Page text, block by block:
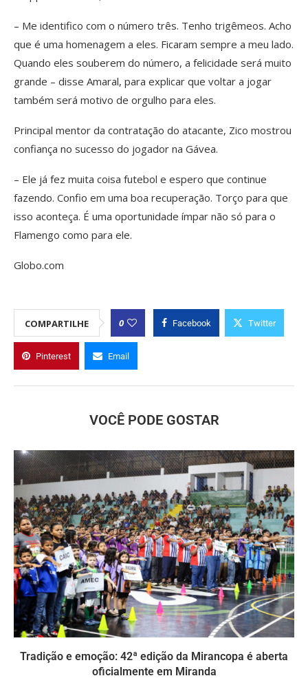
– Me identifico com o número três. Tenho trigêmeos. Acho
que é uma homenagem a eles. Ficaram sempre a meu lado.
Quando eles souberem do número, a felicidade será muito
grande – disse Amaral, para explicar que voltar a jogar
também será motivo de orgulho para eles.
Principal mentor da contratação do atacante, Zico mostrou
confiança no sucesso do jogador na Gávea.
– Ele já fez muita coisa futebol e espero que continue
fazendo. Confio em uma boa recuperação. Torço para que
isso aconteça. É uma oportunidade ímpar não só para o
Flamengo como para ele.
Globo.com
COMPARTILHE 0 Facebook Twitter
Pinterest Email
VOCÊ PODE GOSTAR
Tradição e emoção: 42ª edição da Mirancopa é aberta
oficialmente em Miranda